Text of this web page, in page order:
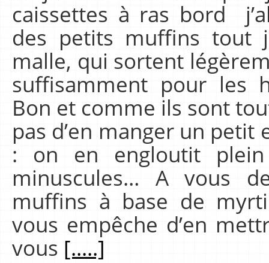
caissettes à ras bord
des petits muffins
malle, qui sortent
suffisamment pour les
Bon et comme ils sont
pas d’en manger un petit
: on en engloutit
minuscules… A vous
muffins à base de
vous empêche d’en
vous [.....]